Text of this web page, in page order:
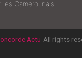
les Camerounais
Actu . All rights